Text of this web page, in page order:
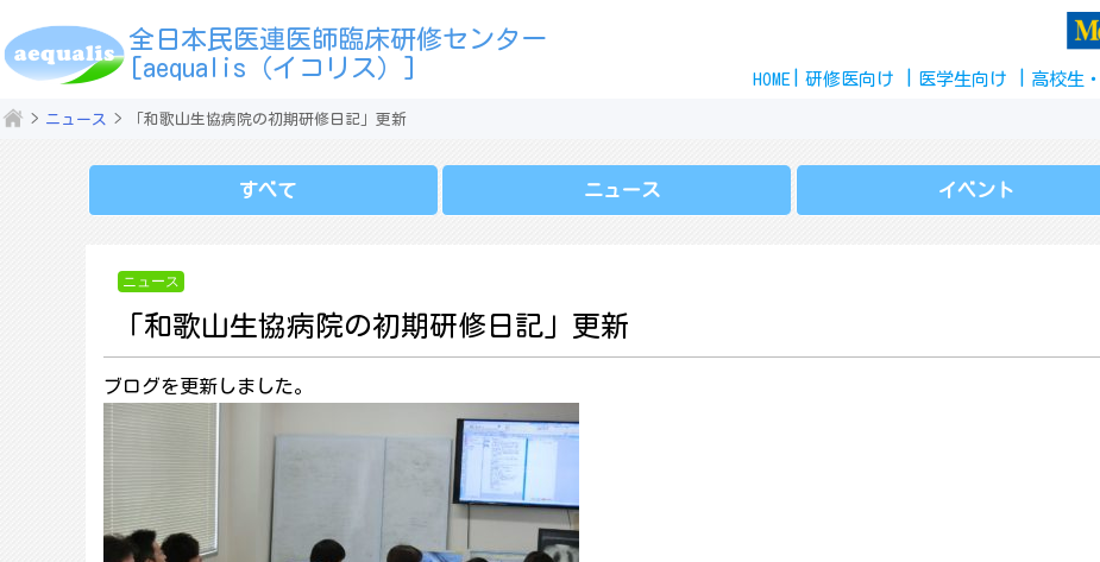
content
全日本民医連医師臨床研修センター
[aequalis（イコリス）]
HOME 研修医向け 医学生向け 高校生 ・
ニュース 「和歌山生協病院の初期研修日記」更新
すべて ニュース イベント
ニュース
「和歌山生協病院の初期研修日記」更新
ブログを更新しました。